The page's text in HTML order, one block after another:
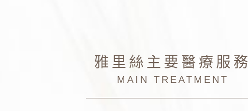
雅里絲主要醫療服務
MAIN TREATMENT